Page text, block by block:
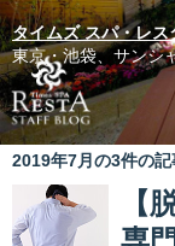
タイムズ スパ・レ
東京・池袋、サンシ
2019年7月の3件の記
【